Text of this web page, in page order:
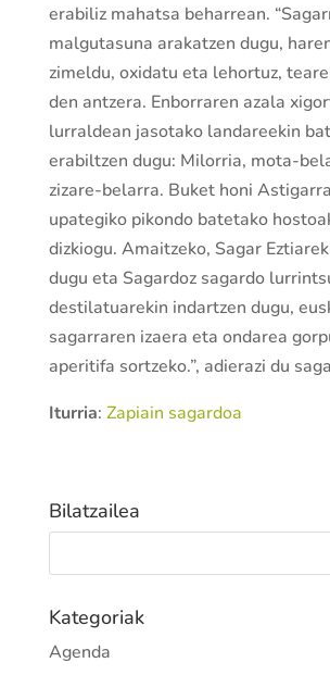
erabiliz mahatsa beharrean.
malgutasuna arakatzen dugu,
zimeldu, oxidatu eta lehortuz,
den antzera. Enborraren azala
lurraldean jasotako landareekin
erabiltzen dugu: Milorria, mota-
zizare-belarra. Buket honi
upategiko pikondo batetako
dizkiogu. Amaitzeko, Sagar
dugu eta Sagardoz sagardo
destilatuarekin indartzen dugu,
sagarraren izaera eta ondarea
aperitifa sortzeko.”, adierazi du
Iturria: Zapiain sagardoa
Bilatzailea
Kategoriak
Agenda